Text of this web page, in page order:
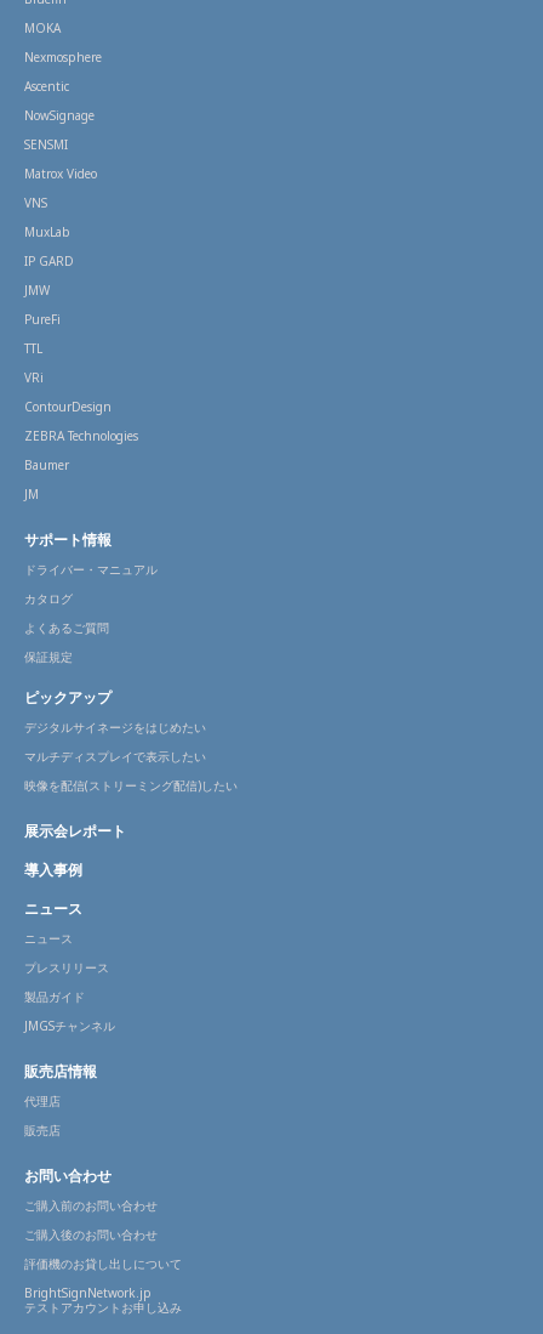
MOKA
Nexmosphere
Ascentic
NowSignage
SENSMI
Matrox Video
VNS
MuxLab
IP GARD
JMW
PureFi
TTL
VRi
ContourDesign
ZEBRA Technologies
Baumer
JM
サポート情報
ドライバー・マニュアル
カタログ
よくあるご質問
保証規定
ピックアップ
デジタルサイネージをはじめたい
マルチディスプレイで表示したい
映像を配信(ストリーミング配信)したい
展示会レポート
導入事例
ニュース
ニュース
プレスリリース
製品ガイド
JMGSチャンネル
販売店情報
代理店
販売店
お問い合わせ
ご購入前のお問い合わせ
ご購入後のお問い合わせ
評価機のお貸し出しについて
BrightSignNetwork.jp
テストアカウントお申し込み